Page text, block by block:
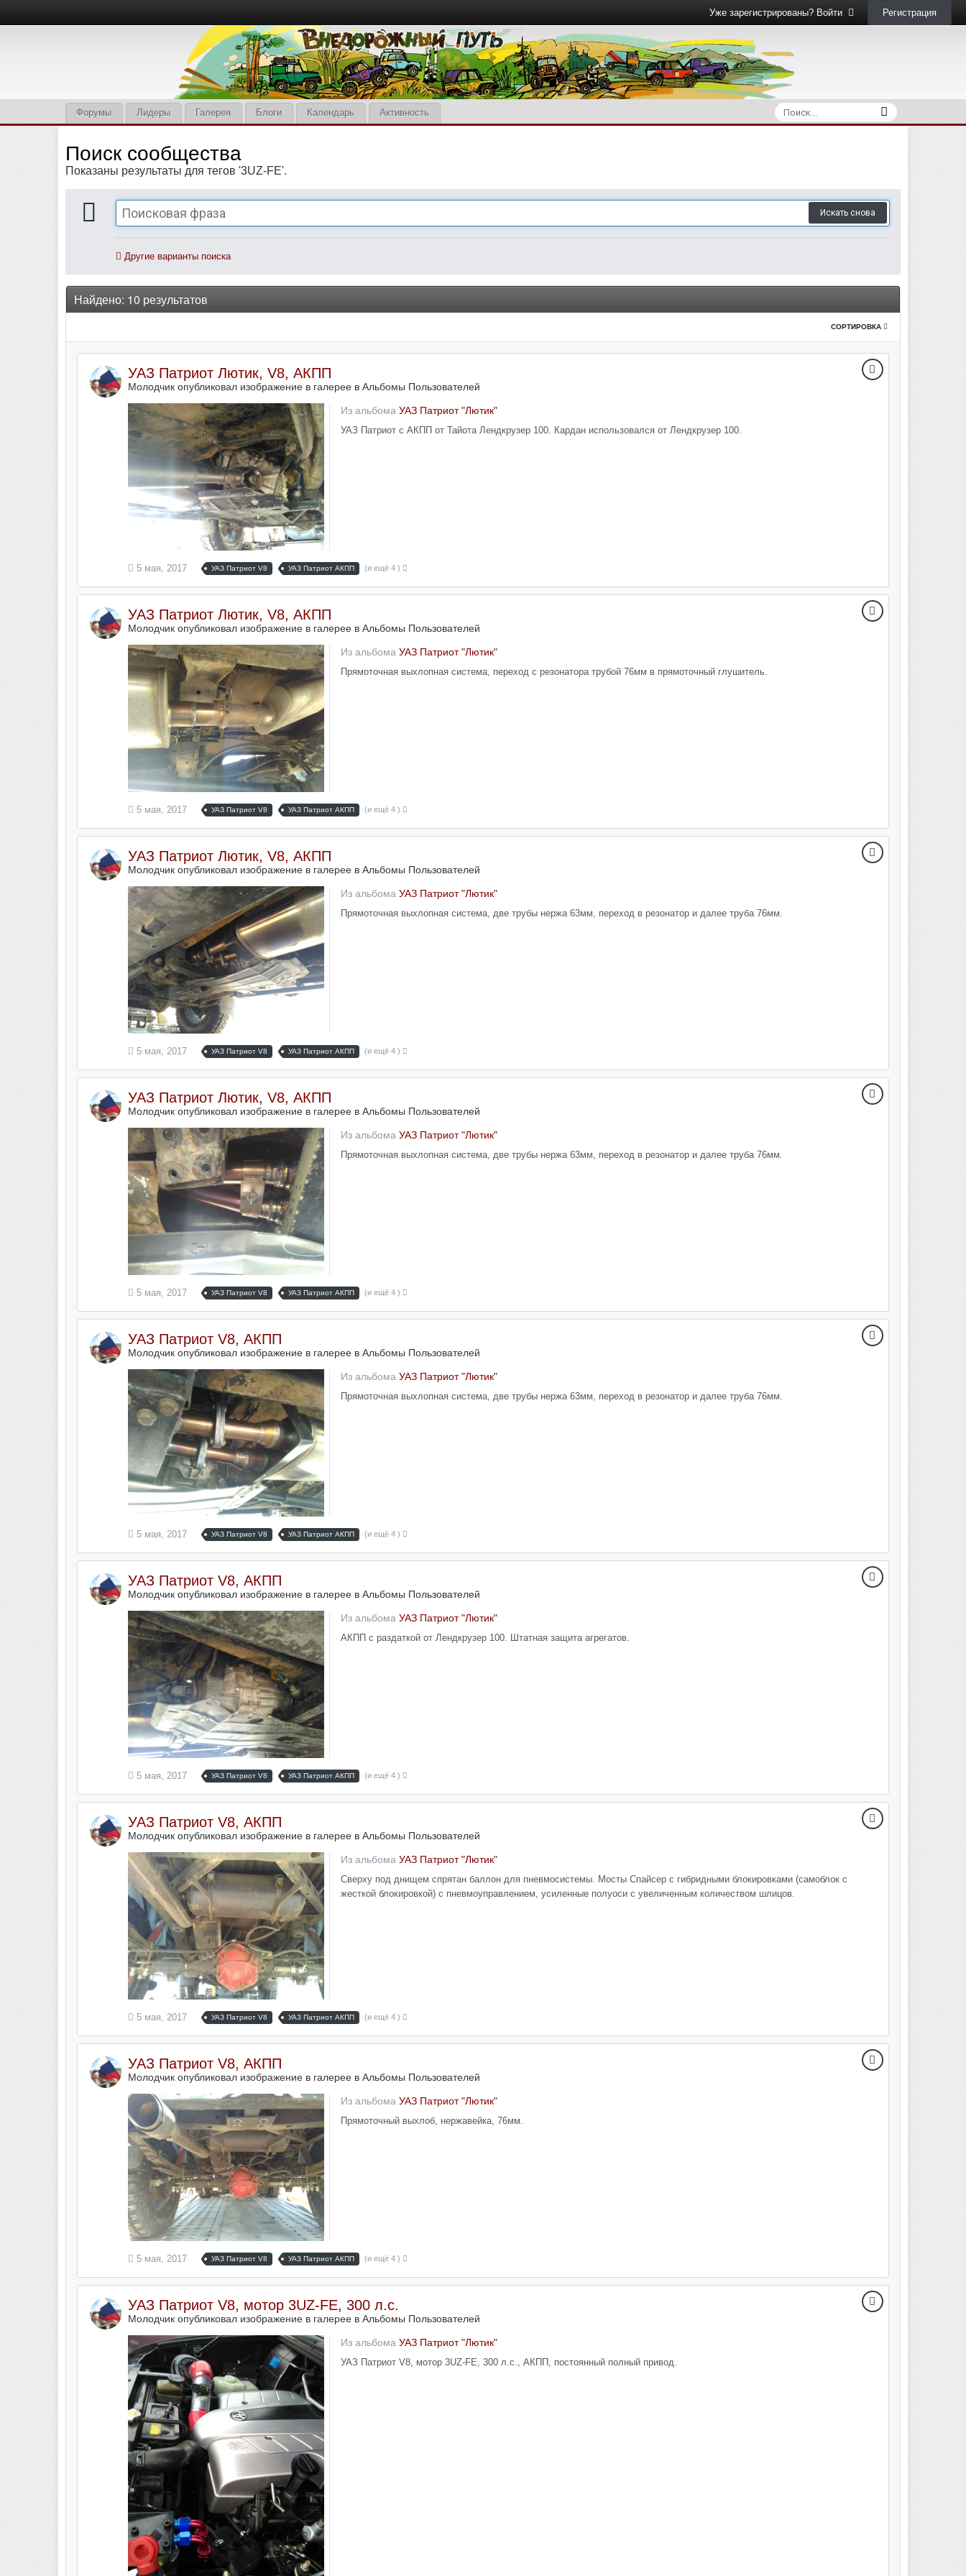
Уже зарегистрированы? Войти Регистрация
Форумы Лидеры Галерея Блоги Календарь Активность
Поиск сообщества
Показаны результаты для тегов '3UZ-FE'.
Искать снова
Другие варианты поиска
Найдено: 10 результатов
СОРТИРОВКА
УАЗ Патриот Лютик, V8, АКПП
Молодчик опубликовал изображение в галерее в Альбомы Пользователей
Из альбома УАЗ Патриот "Лютик"
УАЗ Патриот с АКПП от Тайота Лендкрузер 100. Кардан использовался от Лендкрузер 100.
5 мая, 2017 УАЗ Патриот V8 УАЗ Патриот АКПП (и ещё 4 )
УАЗ Патриот Лютик, V8, АКПП
Молодчик опубликовал изображение в галерее в Альбомы Пользователей
Из альбома УАЗ Патриот "Лютик"
Прямоточная выхлопная система, переход с резонатора трубой 76мм в прямоточный глушитель.
5 мая, 2017 УАЗ Патриот V8 УАЗ Патриот АКПП (и ещё 4 )
УАЗ Патриот Лютик, V8, АКПП
Молодчик опубликовал изображение в галерее в Альбомы Пользователей
Из альбома УАЗ Патриот "Лютик"
Прямоточная выхлопная система, две трубы нержа 63мм, переход в резонатор и далее труба 76мм.
5 мая, 2017 УАЗ Патриот V8 УАЗ Патриот АКПП (и ещё 4 )
УАЗ Патриот Лютик, V8, АКПП
Молодчик опубликовал изображение в галерее в Альбомы Пользователей
Из альбома УАЗ Патриот "Лютик"
Прямоточная выхлопная система, две трубы нержа 63мм, переход в резонатор и далее труба 76мм.
5 мая, 2017 УАЗ Патриот V8 УАЗ Патриот АКПП (и ещё 4 )
УАЗ Патриот V8, АКПП
Молодчик опубликовал изображение в галерее в Альбомы Пользователей
Из альбома УАЗ Патриот "Лютик"
Прямоточная выхлопная система, две трубы нержа 63мм, переход в резонатор и далее труба 76мм.
5 мая, 2017 УАЗ Патриот V8 УАЗ Патриот АКПП (и ещё 4 )
УАЗ Патриот V8, АКПП
Молодчик опубликовал изображение в галерее в Альбомы Пользователей
Из альбома УАЗ Патриот "Лютик"
АКПП с раздаткой от Лендкрузер 100. Штатная защита агрегатов.
5 мая, 2017 УАЗ Патриот V8 УАЗ Патриот АКПП (и ещё 4 )
УАЗ Патриот V8, АКПП
Молодчик опубликовал изображение в галерее в Альбомы Пользователей
Из альбома УАЗ Патриот "Лютик"
Сверху под днищем спрятан баллон для пневмосистемы. Мосты Спайсер с гибридными блокировками (самоблок с
жесткой блокировкой) с пневмоуправлением, усиленные полуоси с увеличенным количеством шлицов.
5 мая, 2017 УАЗ Патриот V8 УАЗ Патриот АКПП (и ещё 4 )
УАЗ Патриот V8, АКПП
Молодчик опубликовал изображение в галерее в Альбомы Пользователей
Из альбома УАЗ Патриот "Лютик"
Прямоточный выхлоб, нержавейка, 76мм.
5 мая, 2017 УАЗ Патриот V8 УАЗ Патриот АКПП (и ещё 4 )
УАЗ Патриот V8, мотор 3UZ-FE, 300 л.с.
Молодчик опубликовал изображение в галерее в Альбомы Пользователей
Из альбома УАЗ Патриот "Лютик"
УАЗ Патриот V8, мотор 3UZ-FE, 300 л.с., АКПП, постоянный полный привод.